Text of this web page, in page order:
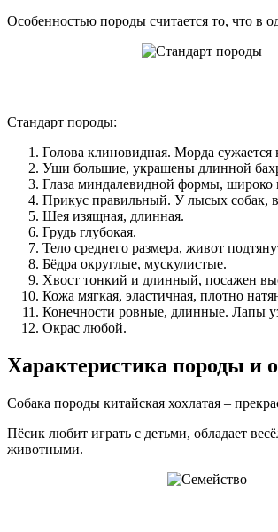
Особенностью породы считается то, что в
Стандарт породы:
Голова клиновидная. Морда
Уши большие, украшены длинной
Глаза миндалевидной формы, широко
Прикус правильный. У лысых собак,
Шея изящная, длинная.
Грудь глубокая.
Тело среднего размера, живот
Бёдра округлые, мускулистые.
Хвост тонкий и длинный, посажен
Кожа мягкая, эластичная, плотно
Конечности ровные, длинные. Лапы
Окрас любой.
Характеристика породы и
Собака породы китайская хохлатая –
Пёсик любит играть с детьми, обладает
животными.